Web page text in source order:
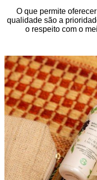
O que permite
qualidade são a
o respeito com o